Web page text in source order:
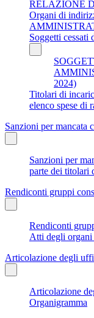
RELAZIONE
Organi di
Soggetti cessati
2024)
Titolari di
elenco spese di
Sanzioni per mancata
Sanzioni per
parte dei titolari
Rendiconti gruppi
Rendiconti
Atti degli
Articolazione degli
Articolazione
Organigramma